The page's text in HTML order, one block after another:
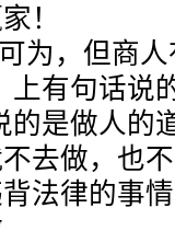
家！
为，但商
有句话说
的是做人的
去做，也
法律的事